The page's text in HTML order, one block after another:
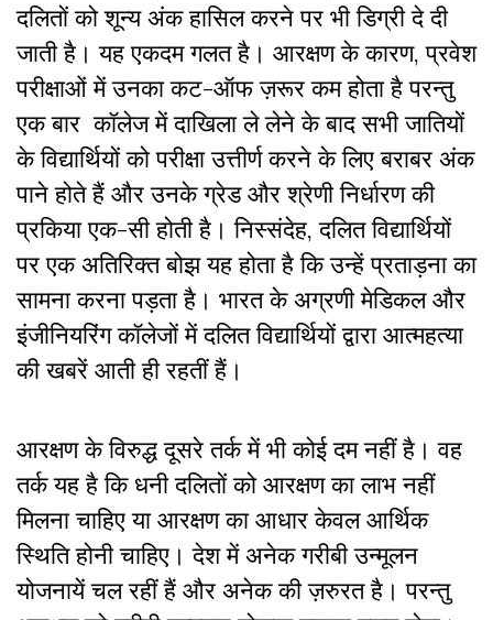
दलितों को शून्य अंक हासिल करने पर भी डिग्री दे दी
जाती है। यह एकदम गलत है। आरक्षण के कारण, प्रवेश
परीक्षाओं में उनका कट-ऑफ ज़रूर कम होता है परन्तु
एक बार कॉलेज में दाखिला ले लेने के बाद सभी जातियों
के विद्यार्थियों को परीक्षा उत्तीर्ण करने के लिए बराबर अंक
पाने होते हैं और उनके ग्रेड और श्रेणी निर्धारण की
प्रकिया एक-सी होती है। निस्संदेह, दलित विद्यार्थियों
पर एक अतिरिक्त बोझ यह होता है कि उन्हें प्रताड़ना का
सामना करना पड़ता है। भारत के अग्रणी मेडिकल और
इंजीनियरिंग कॉलेजों में दलित विद्यार्थियों द्वारा आत्महत्या
की खबरें आती ही रहतीं हैं।
आरक्षण के विरुद्ध दूसरे तर्क में भी कोई दम नहीं है। वह
तर्क यह है कि धनी दलितों को आरक्षण का लाभ नहीं
मिलना चाहिए या आरक्षण का आधार केवल आर्थिक
स्थिति होनी चाहिए। देश में अनेक गरीबी उन्मूलन
योजनायें चल रहीं हैं और अनेक की ज़रुरत है। परन्तु